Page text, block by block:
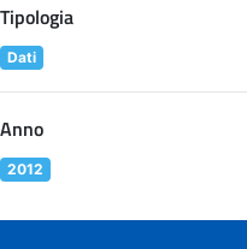
Tipologia
Dati
Anno
2012